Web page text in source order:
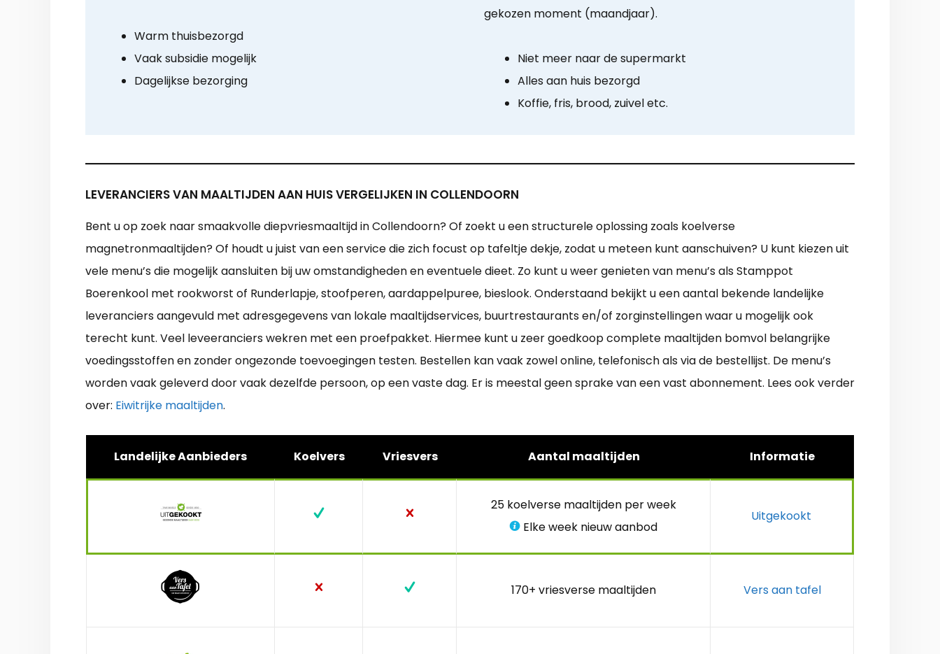
Warm thuisbezorgd
Vaak subsidie mogelijk
Dagelijkse bezorging
gekozen moment (maandjaar).
Niet meer naar de supermarkt
Alles aan huis bezorgd
Koffie, fris, brood, zuivel etc.
LEVERANCIERS VAN MAALTIJDEN AAN HUIS VERGELIJKEN IN COLLENDOORN
Bent u op zoek naar smaakvolle diepvriesmaaltijd in Collendoorn? Of zoekt u een structurele oplossing zoals koelverse
magnetronmaaltijden? Of houdt u juist van een service die zich focust op tafeltje dekje, zodat u meteen kunt aanschuiven? U kunt kiezen uit
vele menu’s die mogelijk aansluiten bij uw omstandigheden en eventuele dieet. Zo kunt u weer genieten van menu’s als Stamppot
Boerenkool met rookworst of Runderlapje, stoofperen, aardappelpuree, bieslook. Onderstaand bekijkt u een aantal bekende landelijke
leveranciers aangevuld met adresgegevens van lokale maaltijdservices, buurtrestaurants en/of zorginstellingen waar u mogelijk ook
terecht kunt. Veel leveeranciers wekren met een proefpakket. Hiermee kunt u zeer goedkoop complete maaltijden bomvol belangrijke
voedingsstoffen en zonder ongezonde toevoegingen testen. Bestellen kan vaak zowel online, telefonisch als via de bestellijst. De menu’s
worden vaak geleverd door vaak dezelfde persoon, op een vaste dag. Er is meestal geen sprake van een vast abonnement. Lees ook verder
over: Eiwitrijke maaltijden.
Landelijke Aanbieders Koelvers Vriesvers Aantal maaltijden Informatie
25 koelverse maaltijden per week
Elke week nieuw aanbod
Uitgekookt
170+ vriesverse maaltijden Vers aan tafel